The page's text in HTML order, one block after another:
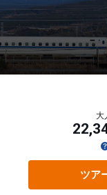
大
ツア